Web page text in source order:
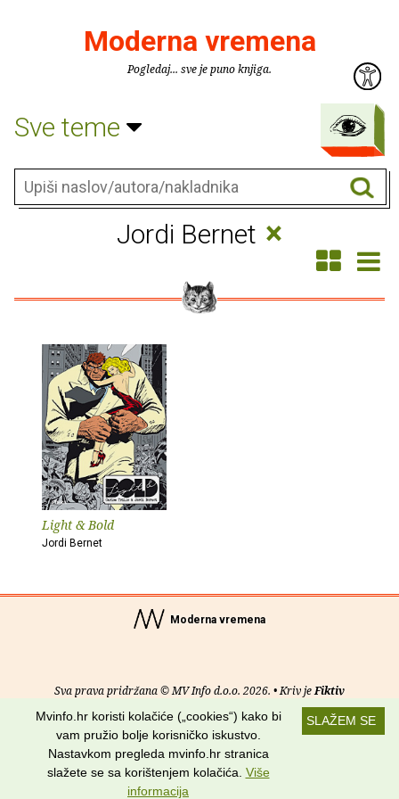
Moderna vremena
Pogledaj... sve je puno knjiga.
Sve teme
Jordi Bernet ×
Light & Bold
Jordi Bernet
Moderna vremena
Sva prava pridržana © MV Info d.o.o. 2026. • Kriv jeFiktiv
Uvjeti korištenja RSS kanali
Potraži nas na:
SLAŽEM SE
Mvinfo.hr koristi kolačiće („cookies“) kako bi
vam pružio bolje korisničko iskustvo.
Nastavkom pregleda mvinfo.hr stranica
slažete se sa korištenjem kolačića. Više
informacija